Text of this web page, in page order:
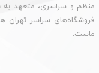
منظم و سراسری، متعهد به
فروشگاه‌های سراسر تهران
ماست.